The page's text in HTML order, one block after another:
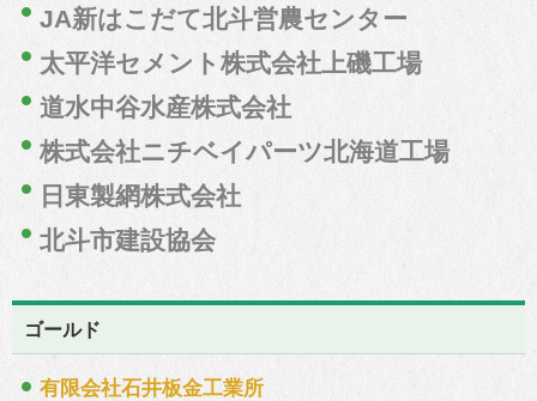
JA新はこだて北斗営農センター
太平洋セメント株式会社上磯工場
道水中谷水産株式会社
株式会社ニチベイパーツ北海道工場
日東製網株式会社
北斗市建設協会
ゴールド
有限会社石井板金工業所